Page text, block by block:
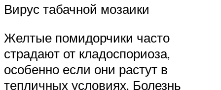
Вирус табачной мозаики
Желтые помидорчики часто
страдают от кладоспориоза,
особенно если они растут в
тепличных условиях. Болезнь